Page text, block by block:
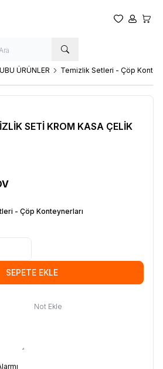
Favorilerim
Hesabım
ÜRÜNLER Temizlik Setleri - Çöp
SETİ KROM KASA ÇELİK
- Çöp Konteynerları
SEPETE EKLE
Not Ekle